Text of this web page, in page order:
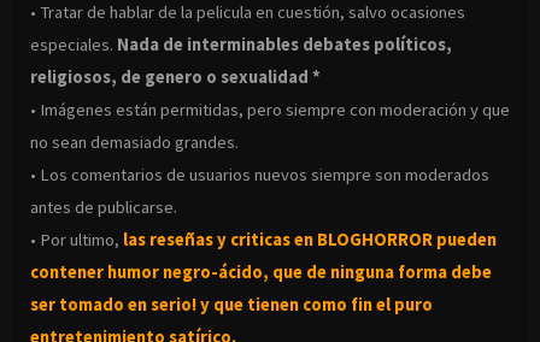
• Tratar de hablar de la pelicula en cuestión, salvo ocasiones
especiales. Nada de interminables debates políticos,
religiosos, de genero o sexualidad *
• Imágenes están permitidas, pero siempre con moderación y que
no sean demasiado grandes.
• Los comentarios de usuarios nuevos siempre son moderados
antes de publicarse.
• Por ultimo, las reseñas y criticas en BLOGHORROR pueden
contener humor negro-ácido, que de ninguna forma debe
ser tomado en serio! y que tienen como fin el puro
entretenimiento satírico.